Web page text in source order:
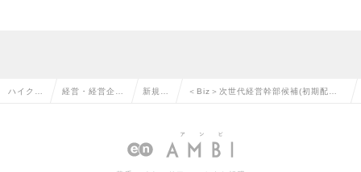
ハイクラ 経営・経営企 新規事
職
＜Biz＞次世代経営幹部候補(初期配属_
の求人情報